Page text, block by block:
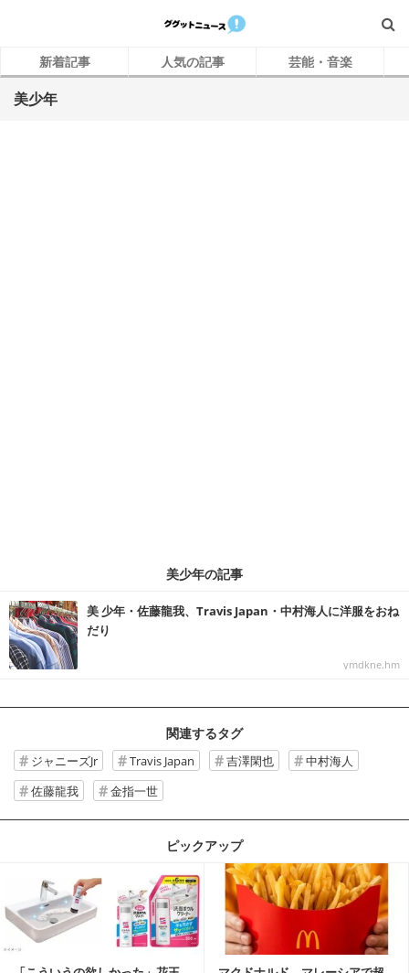
新着記事 人気の記事 芸能・音楽
美少年
美少年の記事
美 少年・佐藤龍我、Travis Japan・中村海人に洋服をおね
だり
ymdkne.hm
関連するタグ
ジャニーズJr Travis Japan 吉澤閑也
中村海人
佐藤龍我
金指一世
ピックアップ
記事を読む